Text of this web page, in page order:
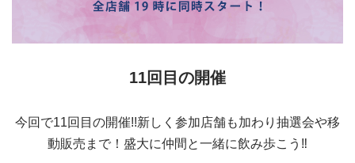
11回目の開催
今回で11回目の開催!!新しく参加店舗も加わり抽選会や移
動販売まで！盛大に仲間と一緒に飲み歩こう‼